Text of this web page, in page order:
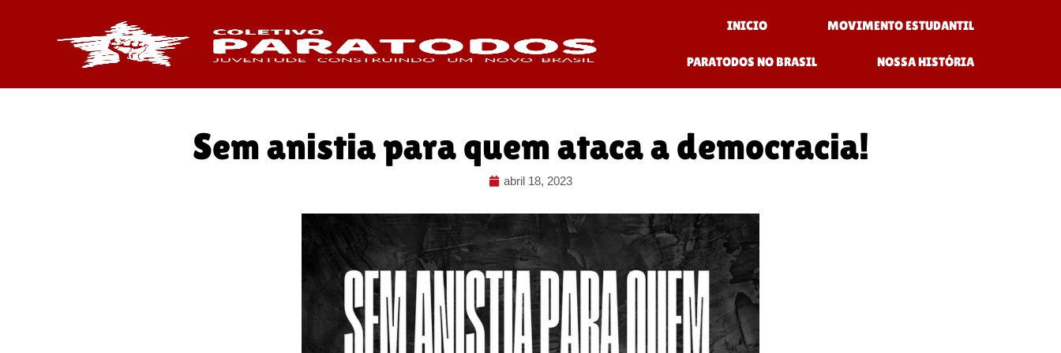
INICIO MOVIMENTO ESTUDANTIL
PARATODOS NO BRASIL NOSSA HISTÓRIA
Sem anistia para quem ataca a democracia!
abril 18, 2023